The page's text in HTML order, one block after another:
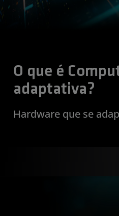
O que é
adaptativa?
Hardware que se